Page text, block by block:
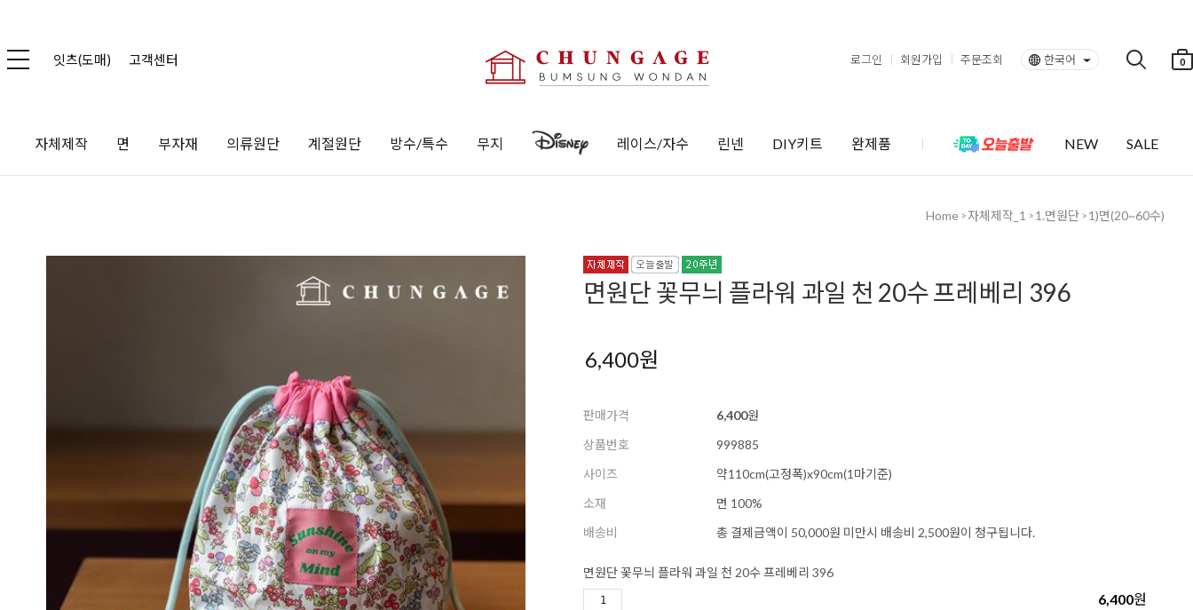
잇츠(도매) 고객센터 로그인 회원가입 주문조회 한국어 0
자체제작 면 부자재 의류원단 계절원단 방수/특수 무지 레이스/자수 린넨 DIY키트 완제품 NEW SALE
Home >자체제작_1 > 1.면원단 > 1)면(20~60수)
면원단 꽃무늬 플라워 과일 천 20수 프레베리 396
6,400원
판매가격 6,400원
상품번호
999885
사이즈
약110cm(고정폭)x90cm(1마기준)
소재
면 100%
배송비
총 결제금액이 50,000원 미만시 배송비 2,500원이 청구됩니다.
면원단 꽃무늬 플라워 과일 천 20수 프레베리 396
6,400원